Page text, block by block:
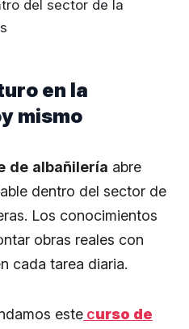
del sector de la
en la
mismo
de albañilería abre
dentro del sector de
Los conocimientos
obras reales con
cada tarea diaria.
este curso de